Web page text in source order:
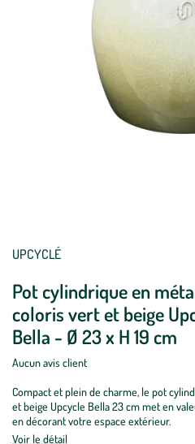
UPCYCLÉ
Pot cylindrique en
coloris vert et beige
Bella - Ø 23 x H 19 cm
Aucun avis client
Compact et plein de charme, le pot
et beige Upcycle Bella 23 cm met en
en décorant votre espace extérieur.
Voir le détail
Mettre
jour
Mettre
jour